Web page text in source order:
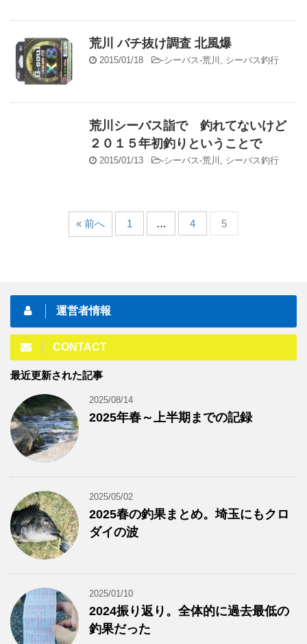
荒川 バチ抜け調査 北風爆
2015/01/18 -シーバス-荒川 , シーバス釣行
荒川シーバス詣で 釣れてないけど
２０１５年初釣りということで
2015/01/13 -シーバス-荒川 , シーバス釣行
« 前へ 1 … 4 5
運営者情報
CONTACT
最近更新された記事
2025/08/14
2025年春～上半期までの記録
2025/05/02
2025春の釣果まとめ。埼玉にもクロ
ダイの波
2025/01/10
2024振り返り。全体的に過去最低の
釣果だった